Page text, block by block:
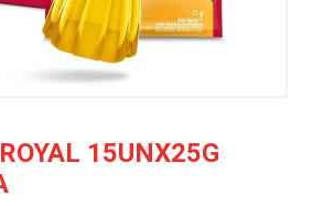
15UNX25G